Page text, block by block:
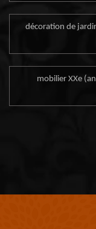
décoration de
mobilier XXe